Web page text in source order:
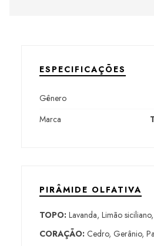
ESPECIFICAÇÕES
Gênero
Marca
PIRÂMIDE OLFATIVA
TOPO:Lavanda, Limão
CORAÇÃO:Cedro, Gerânio,